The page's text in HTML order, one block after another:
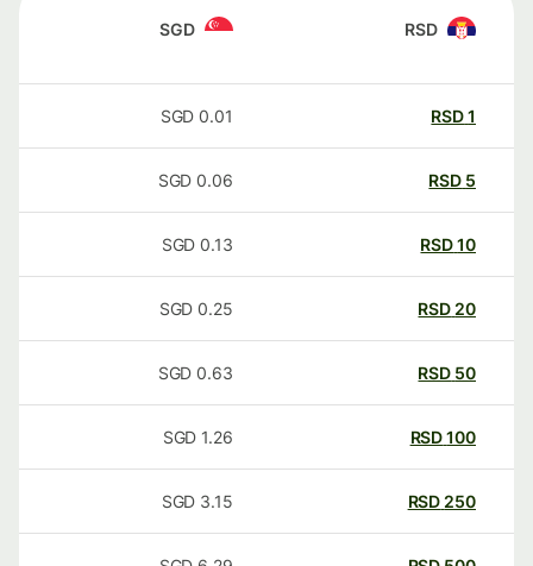
RSD
SGD
RSD
0.01
SGD
RSD
0.06
SGD
RSD
0.13
SGD
20
RSD
0.25
SGD
50
RSD
0.63
SGD
100
RSD
1.26
SGD
250
RSD
3.15
SGD